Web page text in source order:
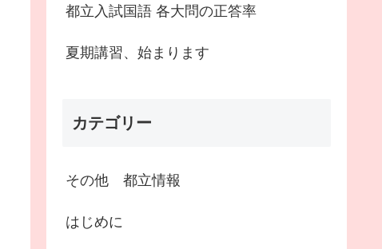
都立入試国語 各大問の正答率
夏期講習、始まります
カテゴリー
その他 都立情報
はじめに